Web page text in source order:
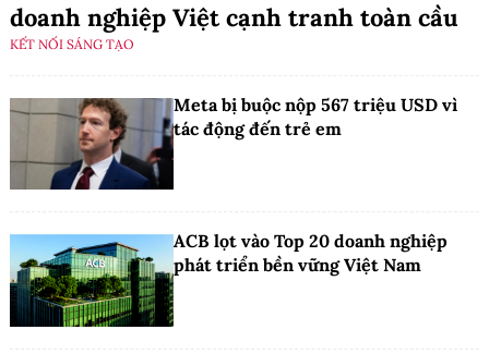
doanh nghiệp Việt cạnh tranh toàn cầu
KẾT NỐI SÁNG TẠO
Meta bị buộc nộp 567 triệu USD vì
tác động đến trẻ em
ACB lọt vào Top 20 doanh nghiệp
phát triển bền vững Việt Nam